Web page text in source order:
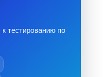
тестированию по